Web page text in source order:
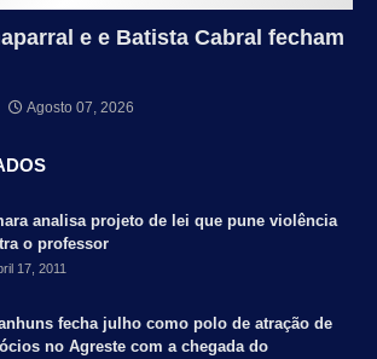
e e Batista Cabral fecham
Agosto 07, 2026
analisa projeto de lei que pune violência
o professor
17, 2011
fecha julho como polo de atração de
no Agreste com a chegada do